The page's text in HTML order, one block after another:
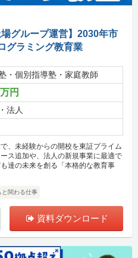
場グループ運営】2030年市
グラミング教育業
・個別指導塾・家庭教師
円
法人
、未経験からの開校を東証プライム
ス追加や、法人の新規事業に最適で
達の未来を創る「本格的な教育事
と関わる仕事
資料ダウンロード